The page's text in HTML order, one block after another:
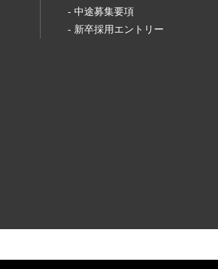
- 中途募集要項
- 新卒採用エントリー